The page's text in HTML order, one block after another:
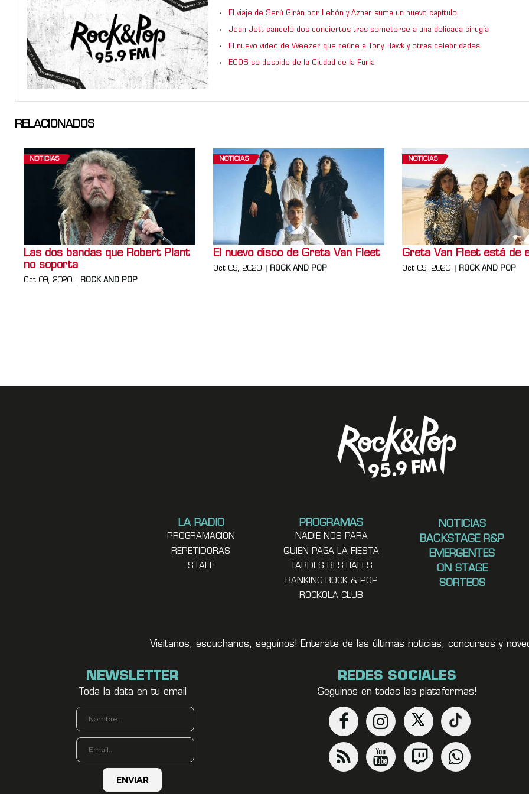
El viaje de Serú Girán por Lebón y Aznar suma un nuevo capítulo
Joan Jett canceló dos conciertos tras someterse a una delicada cirugía
El nuevo video de Weezer que reúne a Tony Hawk y otras celebridades
ECOS se despide de la Ciudad de la Furia
RELACIONADOS
NOTICIAS
Las dos bandas que Robert Plant
no soporta
Oct 09, 2020 ROCK AND POP
NOTICIAS
El nuevo disco de Greta Van Fleet
Oct 09, 2020 ROCK AND POP
NOTICIAS
Greta Van Fleet está de
Oct 09, 2020 ROCK AND POP
LA RADIO
PROGRAMACION
REPETIDORAS
STAFF
PROGRAMAS
NADIE NOS PARA
QUIEN PAGA LA FIESTA
TARDES BESTIALES
RANKING ROCK & POP
ROCKOLA CLUB
NOTICIAS
BACKSTAGE R&P
EMERGENTES
ON STAGE
SORTEOS
Visitanos, escuchanos, seguínos! Enterate de las últimas noticias, concursos y
NEWSLETTER
Toda la data en tu email
REDES SOCIALES
Seguinos en todas las plataformas!